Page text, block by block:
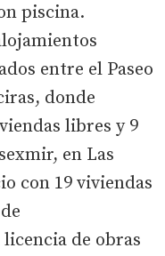
piscina.
entre el Paseo
donde
libres y 9
en Las
con 19 viviendas
de obras